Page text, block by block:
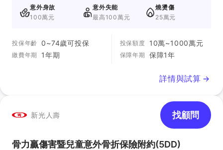
意外身故
100萬元
意外失能
最高100萬元
燒燙傷
25萬元
投保年齡 0~74歲可投保
繳費年期 1年期
投保額度 10萬~1000萬元
保障年期 保障1年
詳情與試算
新光人壽 找顧問
骨力贏傷害暨兒童意外骨折保險附約(5DD)